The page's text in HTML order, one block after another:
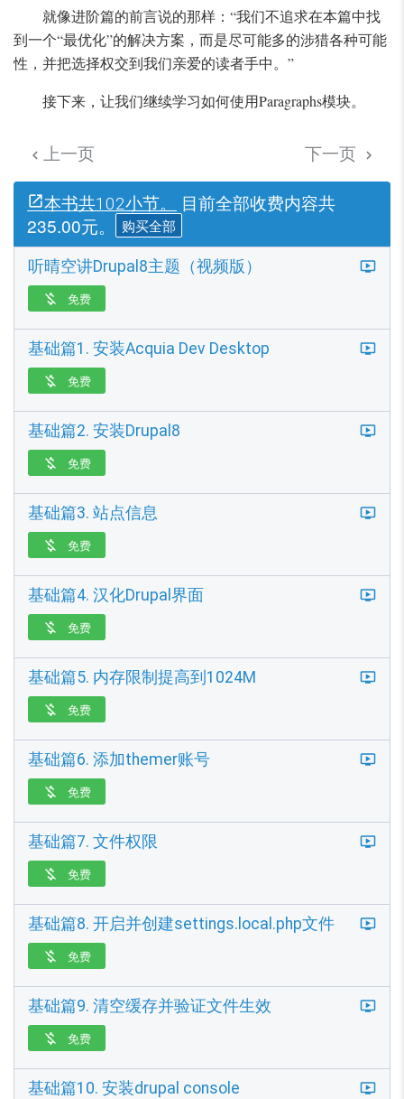
就像进阶篇的前言说的那样：“我们不追求在本篇中找
到一个“最优化”的解决方案，而是尽可能多的涉猎各种可能
性，并把选择权交到我们亲爱的读者手中。”
接下来，让我们继续学习如何使用Paragraphs模块。
 上一页 下一页 
本书共102小节。
目前全部收费内容共
235.00元。
购买全部
听晴空讲Drupal8主题（视频版）
 免费
基础篇1. 安装Acquia Dev Desktop
 免费
基础篇2. 安装Drupal8
 免费
基础篇3. 站点信息
 免费
基础篇4. 汉化Drupal界面
 免费
基础篇5. 内存限制提高到1024M
 免费
基础篇6. 添加themer账号
 免费
基础篇7. 文件权限
 免费
基础篇8. 开启并创建settings.local.php文件
 免费
基础篇9. 清空缓存并验证文件生效
 免费
基础篇10. 安装drupal console